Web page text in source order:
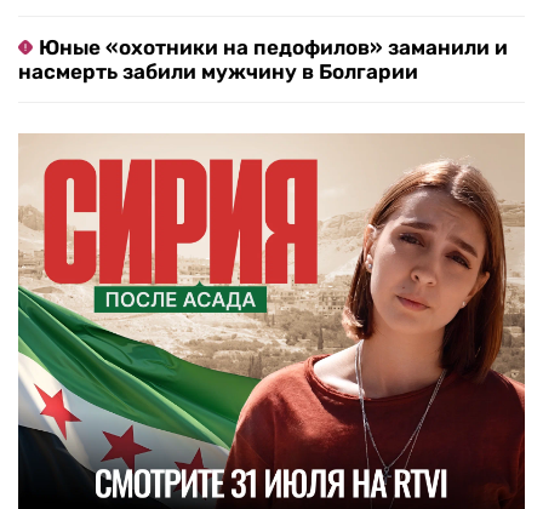
Юные «охотники на педофилов» заманили и
насмерть забили мужчину в Болгарии